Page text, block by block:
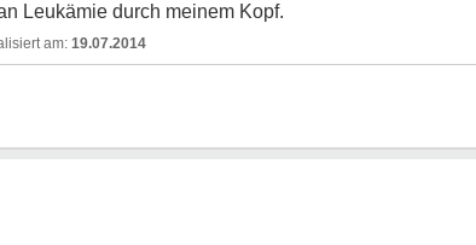
Leukämie durch meinem Kopf.
19.07.2014